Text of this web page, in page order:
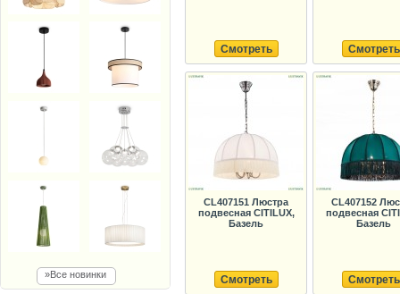
»Все новинки
Смотреть Смотреть
CL407151 Люстра
подвесная CITILUX,
Базель
Смотреть
CL407152
подвесная
Базель
Смотреть